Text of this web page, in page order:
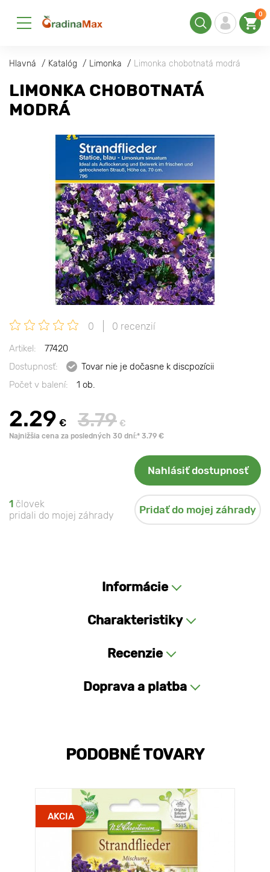
0
Hlavná Katalóg Limonka Limonka chobotnatá modrá
LIMONKA CHOBOTNATÁ
MODRÁ
0 0 recenzií
Artikel:
77420
Dostupnosť:
Tovar nie je dočasne k discpozícii
Počet v balení:
1 ob.
2.29 € 3.79 €
Najnižšia cena za posledných 30 dní:* 3.79 €
Nahlásiť dostupnosť
1 človek
pridali do mojej záhrady
Pridať do mojej záhrady
Informácie
Charakteristiky
Recenzie
Doprava a platba
PODOBNÉ TOVARY
AKCIA